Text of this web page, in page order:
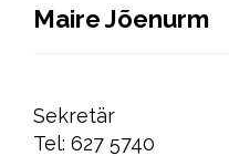
Maire Jõenurm
Sekretär
Tel: 627 5740